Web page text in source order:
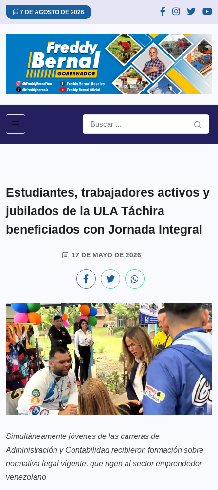
7 DE AGOSTO DE 2026
Estudiantes, trabajadores activos y
jubilados de la ULA Táchira
beneficiados con Jornada Integral
17 DE MAYO DE 2026
Simultáneamente jóvenes de las carreras de
Administración y Contabilidad recibieron formación sobre
normativa legal vigente, que rigen al sector emprendedor
venezolano